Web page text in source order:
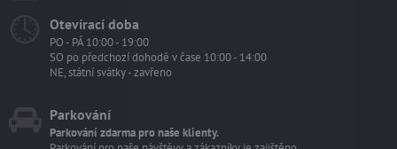
Otevírací doba
PO - PÁ 10:00 - 19:00
SO po předchozí dohodě v čase 10:00 - 14:00
NE, státní svátky - zavřeno
Parkování
Parkování zdarma pro naše klienty.